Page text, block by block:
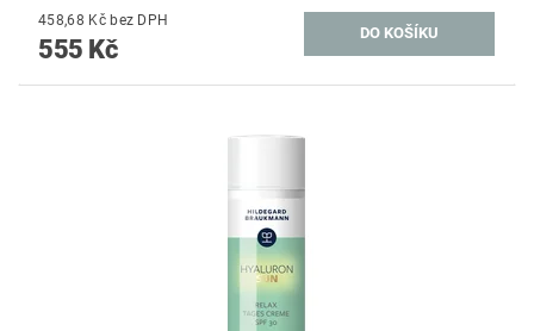
458,68 Kč bez DPH
555 Kč